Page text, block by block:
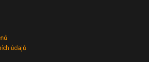
údajů